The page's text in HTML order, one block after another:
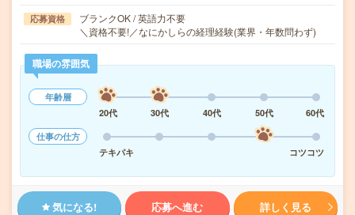
応募資格
ブランクOK / 英語力不要
＼資格不要!／なにかしらの経理経験(業界・年数問わず)
職場の雰囲気
年齢層
20代
30代 40代 50代
60代
仕事の仕方
テキパキ
コツコツ
気になる! 応募へ進む 詳しく見る